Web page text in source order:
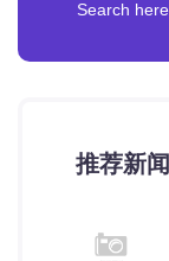
推荐新闻